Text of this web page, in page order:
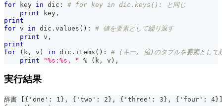
for key in dic :
# for key in dic.keys(): と同じ
print key ,
print
for v in dic . values ( ) :
# 値を要素として繰り返す
print v ,
print
for
( k , v ) in dic . items ( ) :
# (キー, 値)のタプルを要素として
print
"%s:%s, " % ( k , v ) ,
実行結果
辞書 [{'one': 1}, {'two': 2}, {'three': 3}, {'four': 4}] に要